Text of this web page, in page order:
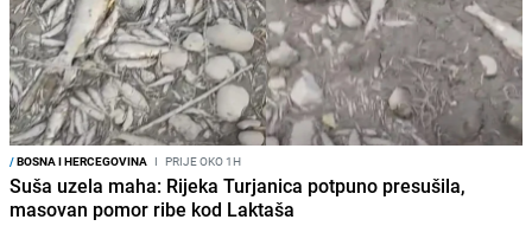
/BOSNA I HERCEGOVINA I PRIJE OKO 1H
Suša uzela maha: Rijeka Turjanica potpuno presušila,
masovan pomor ribe kod Laktaša